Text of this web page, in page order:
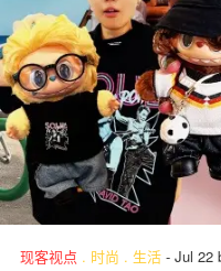
现客视点 . 时尚 . 生活 - Jul 22